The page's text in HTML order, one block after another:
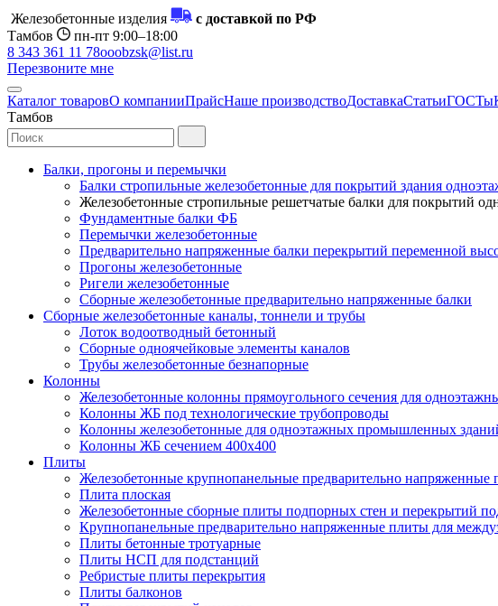
Железобетонные изделия
с доставкой по РФ
Тамбов
пн-пт 9:00–18:00
8 343 361 11 78ooobzsk@list.ru
Перезвоните мне
Каталог товаровО компанииПрайсНаше производствоДоставкаСтатьиГОСТы
Тамбов
Балки, прогоны и перемычки
Балки стропильные железобетонные для покрытий здания
Железобетонные стропильные решетчатые балки для покрытий
Фундаментные балки ФБ
Перемычки железобетонные
Предварительно напряженные балки перекрытий переменной
Прогоны железобетонные
Ригели железобетонные
Сборные железобетонные предварительно напряженные балки
Сборные железобетонные каналы, тоннели и трубы
Лоток водоотводный бетонный
Сборные одноячейковые элементы каналов
Трубы железобетонные безнапорные
Колонны
Железобетонные колонны прямоугольного сечения для
Колонны ЖБ под технологические трубопроводы
Колонны железобетонные для одноэтажных промышленных
Колонны ЖБ сечением 400х400
Плиты
Железобетонные крупнопанельные предварительно
Плита плоская
Железобетонные сборные плиты подпорных стен и перекрытий
Крупнопанельные предварительно напряженные плиты для
Плиты бетонные тротуарные
Плиты НСП для подстанций
Ребристые плиты перекрытия
Плиты балконов